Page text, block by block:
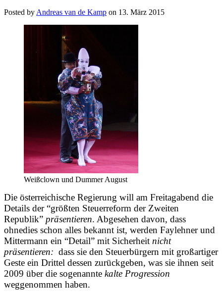
Posted by Andreas van de Kamp on 13. März 2015
Weißclown und Dummer August
Die österreichische Regierung will am Freitagabend die
Details der “größten Steuerreform der Zweiten
Republik” präsentieren. Abgesehen davon, dass
ohnedies schon alles bekannt ist, werden Faylehner und
Mittermann ein “Detail” mit Sicherheit nicht
präsentieren: dass sie den Steuerbürgern mit großartiger
Geste ein Drittel dessen zurückgeben, was sie ihnen seit
2009 über die sogenannte kalte Progression
weggenommen haben.